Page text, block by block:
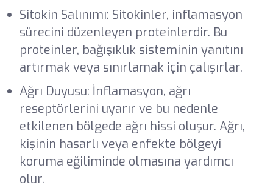
Sitokin Salınımı: Sitokinler, inflamasyon
sürecini düzenleyen proteinlerdir. Bu
proteinler, bağışıklık sisteminin yanıtını
artırmak veya sınırlamak için çalışırlar.
Ağrı Duyusu: İnflamasyon, ağrı
reseptörlerini uyarır ve bu nedenle
etkilenen bölgede ağrı hissi oluşur. Ağrı,
kişinin hasarlı veya enfekte bölgeyi
koruma eğiliminde olmasına yardımcı
olur.